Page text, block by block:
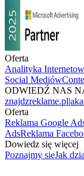
Oferta
Analityka
Social Mediów
ODWIEDŹ NAS
znajdzreklame.pl|
Oferta
Reklama Google
AdsReklama
Dowiedz się więcej
Poznajmy sięJak